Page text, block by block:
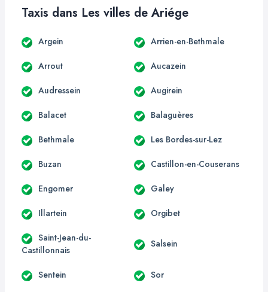
Taxis dans Les villes de Ariége
Argein Arrien-en-Bethmale
Arrout Aucazein
Audressein Augirein
Balacet Balaguères
Bethmale Les Bordes-sur-Lez
Buzan Castillon-en-Couserans
Engomer Galey
Illartein Orgibet
Saint-Jean-du-
Castillonnais
Salsein
Sentein Sor